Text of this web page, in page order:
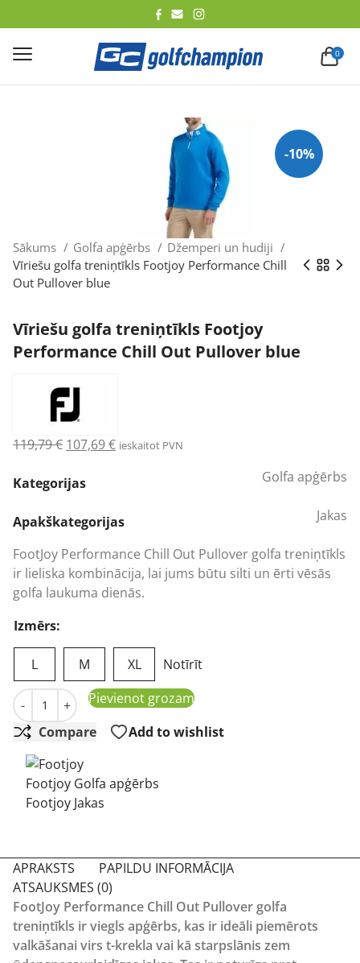
0
-10%
Sākums Golfa apģērbs
Džemperi un hudiji
Vīriešu golfa treniņtīkls Footjoy Performance Chill
Out Pullover blue
Vīriešu golfa treniņtīkls Footjoy
Performance Chill Out Pullover blue
119,79€ Original
was:
107,69€Current
ieskaitot PVN
Kategorijas Golfa apģērbs
Apakškategorijas Jakas
FootJoy Performance Chill Out Pullover golfa treniņtīkls
ir lieliska kombinācija, lai jums būtu silti un ērti vēsās
golfa laukuma dienās.
Izmērs:
L M XL Notīrīt
-
Vīriešu golfa treniņtīkls Footjoy Performance Chill Out
+
Pievienot grozam
Compare
Add to wishlist
Footjoy Golfa apģērbs
Footjoy Jakas
APRAKSTS
PAPILDU INFORMĀCIJA
ATSAUKSMES (0)
FootJoy Performance Chill Out Pullover golfa
treniņtīkls ir viegls apģērbs, kas ir ideāli piemērots
valkāšanai virs t-krekla vai kā starpslānis zem